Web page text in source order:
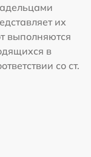
их
выполняются
в
со ст.